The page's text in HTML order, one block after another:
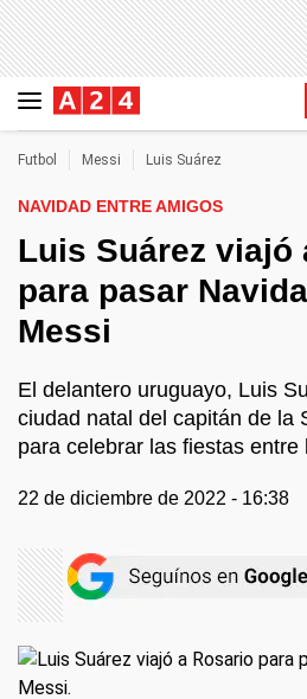
Futbol Messi Luis Suárez
NAVIDAD ENTRE AMIGOS
Luis Suárez viajó
para pasar
Messi
El delantero uruguayo, Luis
ciudad natal del capitán de la
para celebrar las fiestas entre
22 de diciembre de 2022 - 16:38